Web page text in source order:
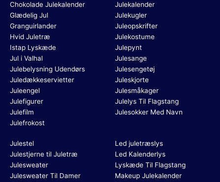
Chokolade Julekalender
Glædelig Jul
Granguirlander
Hvid Juletræ
Istap Lyskæde
Jul i Valhal
Julebelysning Udendørs
Juledækkeservietter
Juleengel
Julefigurer
Julefilm
Julefrokost
Julekalender
Julekugler
Juleopskrifter
Julekostume
Julepynt
Julesange
Julesengetøj
Juleskjorte
Julesmåkager
Julelys Til Flagstang
Julesokker Med Navn
Julestel
Julestjerne til Juletræ
Julesweater
Julesweater Til Damer
Led juletræslys
Led Kalenderlys
Lyskæde Til Flagstang
Makeup Julekalender